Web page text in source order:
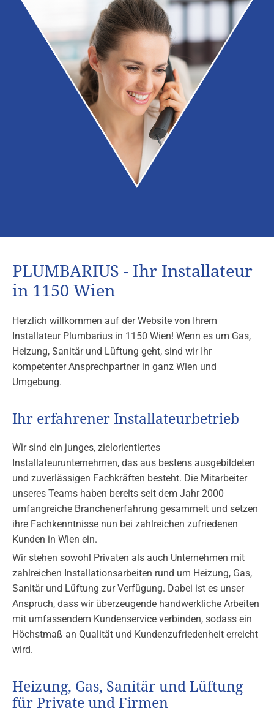
PLUMBARIUS - Ihr Installateur
in 1150 Wien
Herzlich willkommen auf der Website von Ihrem
Installateur Plumbarius in 1150 Wien! Wenn es um Gas,
Heizung, Sanitär und Lüftung geht, sind wir Ihr
kompetenter Ansprechpartner in ganz Wien und
Umgebung.
Ihr erfahrener Installateurbetrieb
Wir sind ein junges, zielorientiertes
Installateurunternehmen, das aus bestens ausgebildeten
und zuverlässigen Fachkräften besteht. Die Mitarbeiter
unseres Teams haben bereits seit dem Jahr 2000
umfangreiche Branchenerfahrung gesammelt und setzen
ihre Fachkenntnisse nun bei zahlreichen zufriedenen
Kunden in Wien ein.
Wir stehen sowohl Privaten als auch Unternehmen mit
zahlreichen Installationsarbeiten rund um Heizung, Gas,
Sanitär und Lüftung zur Verfügung. Dabei ist es unser
Anspruch, dass wir überzeugende handwerkliche Arbeiten
mit umfassendem Kundenservice verbinden, sodass ein
Höchstmaß an Qualität und Kundenzufriedenheit erreicht
wird.
Heizung, Gas, Sanitär und Lüftung
für Private und Firmen